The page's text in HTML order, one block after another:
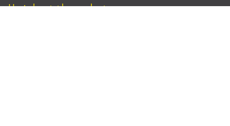
Usein kysytyt kysymykset